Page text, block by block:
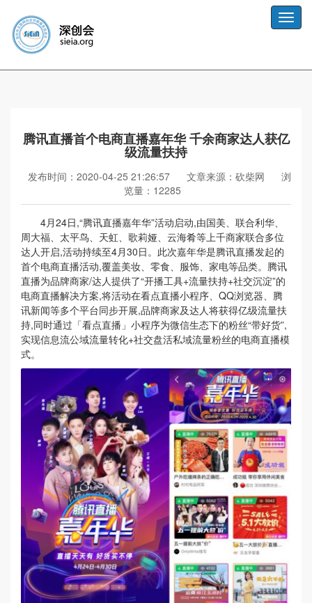
Toggle
腾讯直播首个电商直播嘉年华 千余商家达人获亿
级流量扶持
发布时间：2020-04-25 21:26:57 文章来源：砍柴网
浏
览量：12285
4月24日,“腾讯直播嘉年华”活动启动,由国美、联合利华、
周大福、太平鸟、天虹、歌莉娅、云海肴等上千商家联合多位
达人开启,活动持续至4月30日。此次嘉年华是腾讯直播发起的
首个电商直播活动,覆盖美妆、零食、服饰、家电等品类。腾讯
直播为品牌商家/达人提供了“开播工具+流量扶持+社交沉淀”的
电商直播解决方案,将活动在看点直播小程序、QQ浏览器、腾
讯新闻等多个平台同步开展,品牌商家及达人将获得亿级流量扶
持,同时通过「看点直播」小程序为微信生态下的粉丝“带好货”,
实现信息流公域流量转化+社交盘活私域流量粉丝的电商直播模
式。